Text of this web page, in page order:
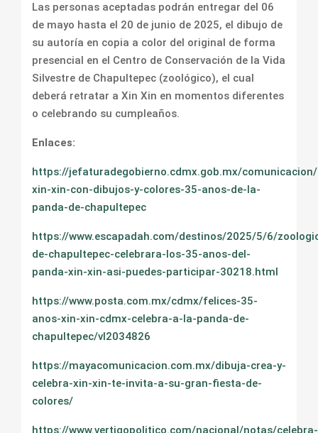
Las personas aceptadas podrán entregar del 06
de mayo hasta el 20 de junio de 2025, el dibujo de
su autoría en copia a color del original de forma
presencial en el Centro de Conservación de la Vida
Silvestre de Chapultepec (zoológico), el cual
deberá retratar a Xin Xin en momentos diferentes
o celebrando su cumpleaños.
Enlaces:
https://jefaturadegobierno.cdmx.gob.mx/
xin-xin-con-dibujos-y-colores-35-anos-de-la-
panda-de-chapultepec
https://www.escapadah.com/destinos/2025/5/6/
de-chapultepec-celebrara-los-35-anos-del-
panda-xin-xin-asi-puedes-participar-30218.html
https://www.posta.com.mx/cdmx/felices-35-
anos-xin-xin-cdmx-celebra-a-la-panda-de-
chapultepec/vl2034826
https://mayacomunicacion.com.mx/dibuja-crea-y-
celebra-xin-xin-te-invita-a-su-gran-fiesta-de-
colores/
https://www.vertigopolitico.com/nacional/notas/celebra-